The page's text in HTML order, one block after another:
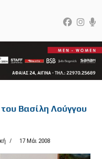
Βασίλη Λούγγου
17 Μάι 2008